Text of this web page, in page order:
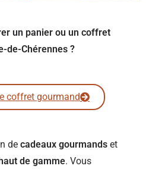
un panier ou un coffret
de-Chérennes ?
coffret gourmand
de cadeaux gourmands et
de gamme. Vous